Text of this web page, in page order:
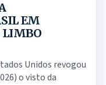
EM
LIMBO
Unidos revogou
o visto da